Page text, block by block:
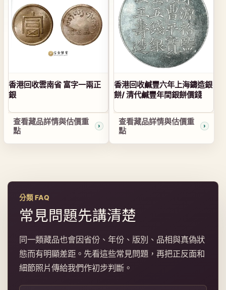
香港回收雲南省 富字一兩正
銀
查看藏品詳情與估價重
點
香港回收鹹豐六年上海鑄造銀
餅/ 清代鹹豐年間銀餅價錢
查看藏品詳情與估價重
點
分類 FAQ
常見問題先講清楚
同一類藏品也會因省份、年份、版別、品相與真偽狀
態而有明顯差距。先看這些常見問題，再把正反面和
細節照片傳給我們作初步判斷。